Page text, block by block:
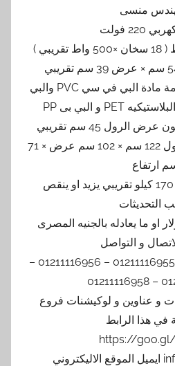
منسى
220 فولت
مواد البلاستيك المستخدمة مادة البي في سي PVC والبي
45 سم تقريبي
حجم اجمالي الماكينة طول 122 سم × 102 سم عرض × 71
ارتفاع
وزن اجمالي الماكينة 170 كيلو تقريبي يزيد او ينقص
التحديثات
و التواصل
موبايل 01211116954 – 01211116955 – 01211116956 –
و عناوين و لوكيشنات فروع
في هذا الرابط
https://
info@m2pack.com ايميل الموقع الاليكتروني